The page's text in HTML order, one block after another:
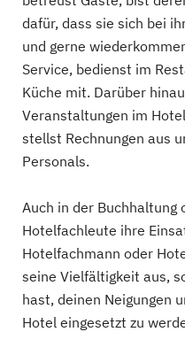
dafür, dass sie sich bei
und gerne
Service, bedienst im
Küche mit. Darüber
Veranstaltungen im
stellst Rechnungen aus
Personals.
Auch in der Buchhaltung
Hotelfachleute ihre
Hotelfachmann oder
seine Vielfältigkeit aus,
hast, deinen Neigungen
Hotel eingesetzt zu